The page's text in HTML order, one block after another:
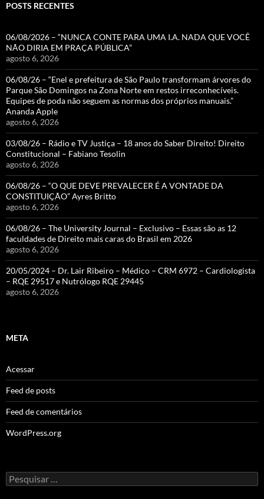
POSTS RECENTES
06/08/2026 – “NUNCA CONTE PARA UMA I.A. NADA QUE VOCÊ
NÃO DIRIA EM PRAÇA PÚBLICA”
agosto 6, 2026
06/08/26 – “Enel e prefeitura de São Paulo transformam árvores do
Parque São Domingos na Zona Norte em restos irreconhecíveis.
Equipes de poda não seguem as normas dos próprios manuais.”
Ananda Apple
agosto 6, 2026
03/08/26 – Rádio e TV Justiça – 18 anos do Saber Direito! Direito
Constitucional – Fabiano Tesolin
agosto 6, 2026
06/08/26 – “O QUE DEVE PREVALECER É A VONTADE DA
CONSTITUIÇÃO” Ayres Britto
agosto 6, 2026
06/08/26 – The University Journal – Exclusivo – Essas são as 12
faculdades de Direito mais caras do Brasil em 2026
agosto 6, 2026
20/05/2024 – Dr. Lair Ribeiro – Médico – CRM 6972 – Cardiologista
– RQE 29517 e Nutrólogo RQE 29445
agosto 6, 2026
META
Acessar
Feed de posts
Feed de comentários
WordPress.org
Pesquisar
por: